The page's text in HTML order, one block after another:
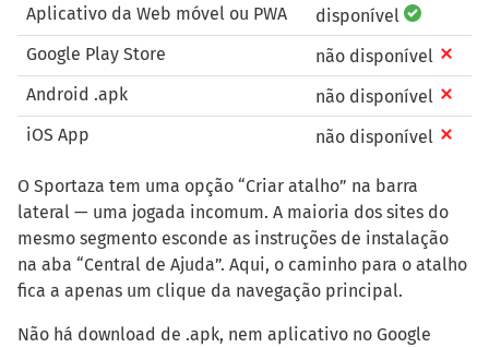
Aplicativo da Web móvel ou PWA
disponível
Google Play Store
não disponível
Android .apk
não disponível
iOS App
não disponível
O Sportaza tem uma opção “Criar atalho” na barra
lateral — uma jogada incomum. A maioria dos sites do
mesmo segmento esconde as instruções de instalação
na aba “Central de Ajuda”. Aqui, o caminho para o atalho
fica a apenas um clique da navegação principal.
Não há download de .apk, nem aplicativo no Google